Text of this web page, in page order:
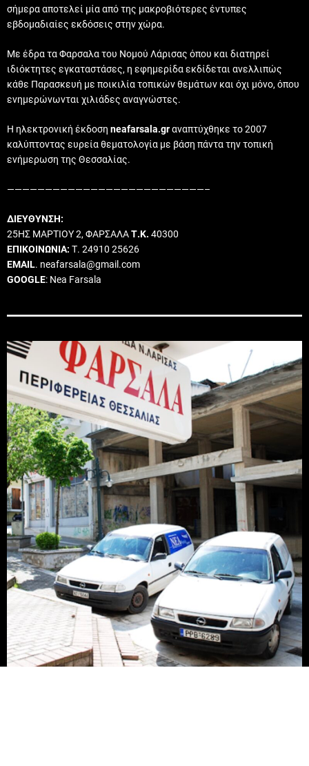
σήμερα αποτελεί μία από της μακροβιότερες έντυπες
εβδομαδιαίες εκδόσεις στην χώρα.
Με έδρα τα Φαρσαλα του Νομού Λάρισας όπου και διατηρεί
ιδιόκτητες εγκαταστάσες, η εφημερίδα εκδίδεται ανελλιπώς
κάθε Παρασκευή με ποικιλία τοπικών θεμάτων και όχι μόνο, όπου
ενημερώνωνται χιλιάδες αναγνώστες.
Η ηλεκτρονική έκδοση neafarsala.grαναπτύχθηκε το 2007
καλύπτοντας ευρεία θεματολογία με βάση πάντα την τοπική
ενήμερωση της Θεσσαλίας.
——————————————————————————–
ΔΙΕΥΘΥΝΣΗ:
25ΗΣ ΜΑΡΤΙΟΥ 2, ΦΑΡΣΑΛΑΤ.Κ. 40300
ΕΠΙΚΟΙΝΩΝΙΑ: Τ. 24910 25626
EMAIL. neafarsala@gmail.com
GOOGLE: Nea Farsala